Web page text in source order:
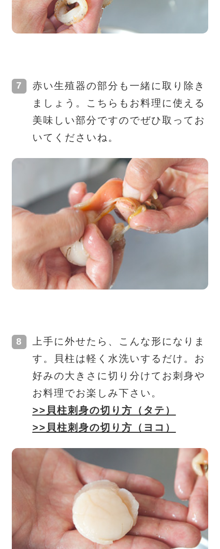
赤い生殖器の部分も一緒に取り除き
ましょう。こちらもお料理に使える
美味しい部分ですのでぜひ取ってお
いてくださいね。
上手に外せたら、こんな形になりま
す。貝柱は軽く水洗いするだけ。お
好みの大きさに切り分けてお刺身や
お料理でお楽しみ下さい。
>>貝柱刺身の切り方（タテ）
>>貝柱刺身の切り方（ヨコ）